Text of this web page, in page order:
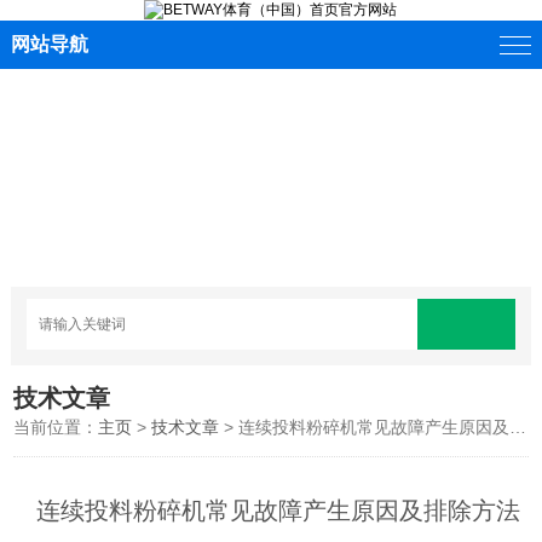
网站导航
技术文章
当前位置： 主页 >技术文章 > 连续投料粉碎机常见故障产生原因及排除方法
连续投料粉碎机常见故障产生原因及排除方法